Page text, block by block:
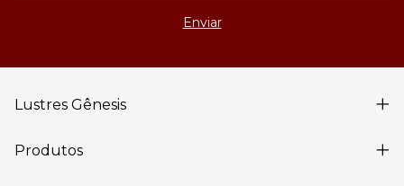
Lustres Gênesis
Produtos